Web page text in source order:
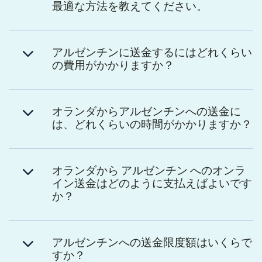
最適な方法を教えてください。
アルゼンチンに送金するにはどれくらい
の費用がかかりますか？
オランダからアルゼンチンへの送金に
は、どれくらいの時間がかかりますか？
オランダから アルゼンチン へのオンラ
イン送金はどのように支払えばよいです
か？
アルゼンチンへの送金限度額はいくらで
すか？